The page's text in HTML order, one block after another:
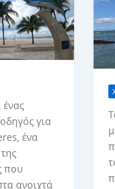
ένας
για
ένα
που
ανοιχτά